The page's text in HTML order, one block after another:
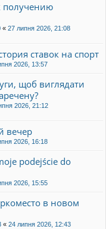
получению
« 27 липня 2026, 21:08
ставок на спорт
2026, 13:57
щоб виглядати
2026, 21:12
вечер
2026, 16:18
podejście do
2026, 15:55
в новом
« 24 липня 2026, 12:43